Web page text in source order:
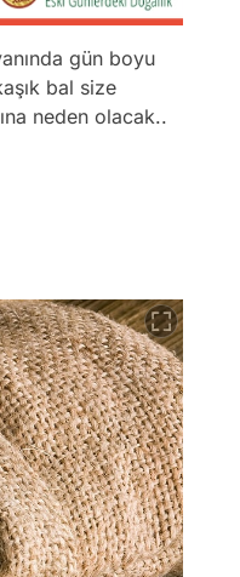
gün boyu
bal size
neden olacak..